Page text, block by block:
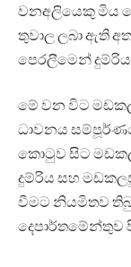
වනඅලියෙකු මිය
තුවාල ලබා ඇති
පෙරලීමෙන් දුම්රිය
මේ වන විට
ධාවනය
කොටුව සිට
දුම්රිය සහ
වීමට නියමිතව තිබු
දෙපාර්තමේන්තුව